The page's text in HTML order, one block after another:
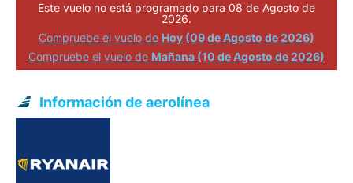
Este vuelo no está programado para 08 de Agosto de
2026.
Compruebe el vuelo de Hoy (09 de Agosto de 2026)
Compruebe el vuelo de Mañana (10 de Agosto de 2026)
Información de aerolínea